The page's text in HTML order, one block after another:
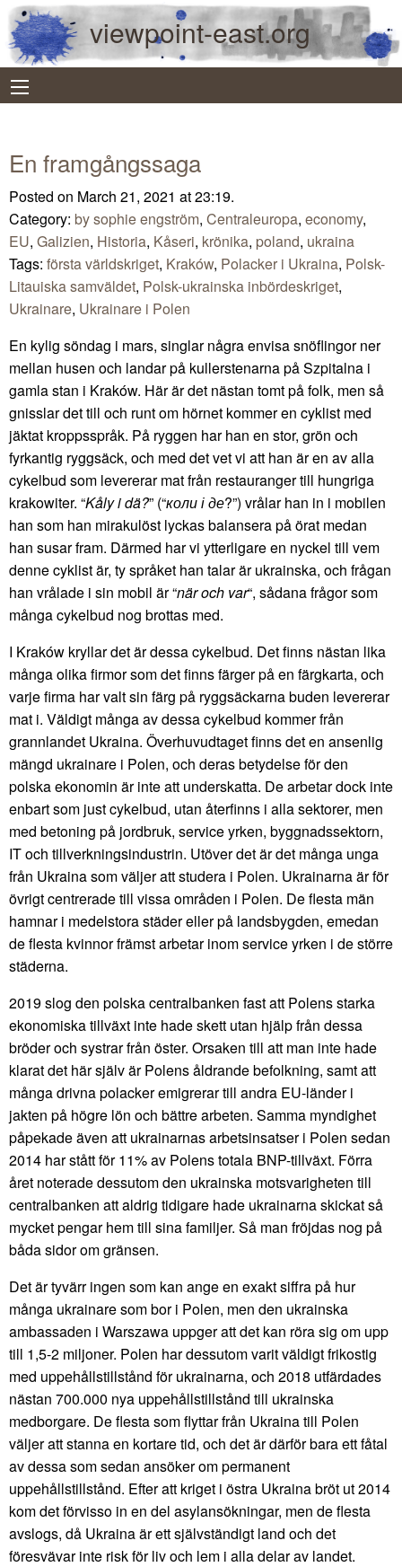
viewpoint-east.org
En framgångssaga
Posted on March 21, 2021 at 23:19.
Category: by sophie engström, Centraleuropa, economy,
EU, Galizien, Historia, Kåseri, krönika, poland, ukraina
Tags: första världskriget, Kraków, Polacker i Ukraina, Polsk-
Litauiska samväldet, Polsk-ukrainska inbördeskriget,
Ukrainare, Ukrainare i Polen
En kylig söndag i mars, singlar några envisa snöflingor ner
mellan husen och landar på kullerstenarna på Szpitalna i
gamla stan i Kraków. Här är det nästan tomt på folk, men så
gnisslar det till och runt om hörnet kommer en cyklist med
jäktat kroppsspråk. På ryggen har han en stor, grön och
fyrkantig ryggsäck, och med det vet vi att han är en av alla
cykelbud som levererar mat från restauranger till hungriga
krakowiter. “Kåly i dä?” (“коли і де?”) vrålar han in i mobilen
han som han mirakulöst lyckas balansera på örat medan
han susar fram. Därmed har vi ytterligare en nyckel till vem
denne cyklist är, ty språket han talar är ukrainska, och frågan
han vrålade i sin mobil är “när och var“, sådana frågor som
många cykelbud nog brottas med.
I Kraków kryllar det är dessa cykelbud. Det finns nästan lika
många olika firmor som det finns färger på en färgkarta, och
varje firma har valt sin färg på ryggsäckarna buden levererar
mat i. Väldigt många av dessa cykelbud kommer från
grannlandet Ukraina. Överhuvudtaget finns det en ansenlig
mängd ukrainare i Polen, och deras betydelse för den
polska ekonomin är inte att underskatta. De arbetar dock inte
enbart som just cykelbud, utan återfinns i alla sektorer, men
med betoning på jordbruk, service yrken, byggnadssektorn,
IT och tillverkningsindustrin. Utöver det är det många unga
från Ukraina som väljer att studera i Polen. Ukrainarna är för
övrigt centrerade till vissa områden i Polen. De flesta män
hamnar i medelstora städer eller på landsbygden, emedan
de flesta kvinnor främst arbetar inom service yrken i de större
städerna.
2019 slog den polska centralbanken fast att Polens starka
ekonomiska tillväxt inte hade skett utan hjälp från dessa
bröder och systrar från öster. Orsaken till att man inte hade
klarat det här själv är Polens åldrande befolkning, samt att
många drivna polacker emigrerar till andra EU-länder i
jakten på högre lön och bättre arbeten. Samma myndighet
påpekade även att ukrainarnas arbetsinsatser i Polen sedan
2014 har stått för 11% av Polens totala BNP-tillväxt. Förra
året noterade dessutom den ukrainska motsvarigheten till
centralbanken att aldrig tidigare hade ukrainarna skickat så
mycket pengar hem till sina familjer. Så man fröjdas nog på
båda sidor om gränsen.
Det är tyvärr ingen som kan ange en exakt siffra på hur
många ukrainare som bor i Polen, men den ukrainska
ambassaden i Warszawa uppger att det kan röra sig om upp
till 1,5-2 miljoner. Polen har dessutom varit väldigt frikostig
med uppehållstillstånd för ukrainarna, och 2018 utfärdades
nästan 700.000 nya uppehållstillstånd till ukrainska
medborgare. De flesta som flyttar från Ukraina till Polen
väljer att stanna en kortare tid, och det är därför bara ett fåtal
av dessa som sedan ansöker om permanent
uppehållstillstånd. Efter att kriget i östra Ukraina bröt ut 2014
kom det förvisso in en del asylansökningar, men de flesta
avslogs, då Ukraina är ett självständigt land och det
föresvävar inte risk för liv och lem i alla delar av landet.